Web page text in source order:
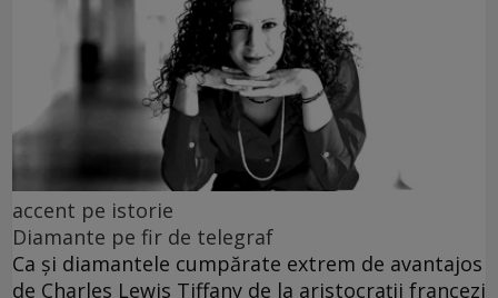
accent pe istorie
Diamante pe fir de telegraf
Ca și diamantele cumpărate extrem de avantajos
de Charles Lewis Tiffany de la aristocrații francezi